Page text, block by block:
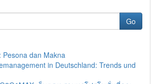
Go
Pesona dan Makna
in Deutschland: Trends und